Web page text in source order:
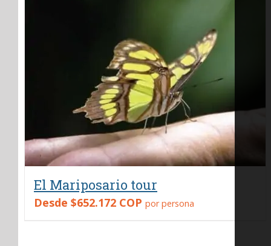
El Mariposario tour
Desde $652.172 COP por persona